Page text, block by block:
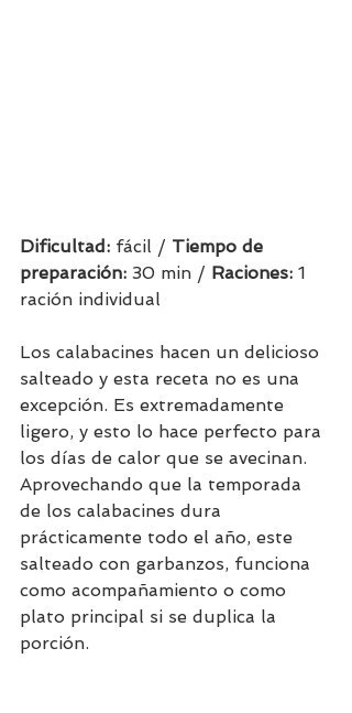
Dificultad: fácil / Tiempo de
preparación: 30 min / Raciones: 1
ración individual
Los calabacines hacen un delicioso
salteado y esta receta no es una
excepción. Es extremadamente
ligero, y esto lo hace perfecto para
los días de calor que se avecinan.
Aprovechando que la temporada
de los calabacines dura
prácticamente todo el año, este
salteado con garbanzos, funciona
como acompañamiento o como
plato principal si se duplica la
porción.